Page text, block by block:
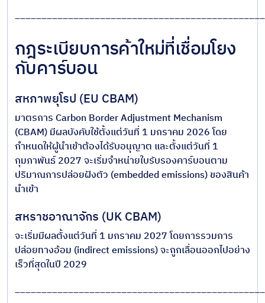
กฎระเบียบการค้าใหม่ที่เชื่อมโยง
กับคาร์บอน
สหภาพยุโรป (EU CBAM)
มาตรการ Carbon Border Adjustment Mechanism
(CBAM) มีผลบังคับใช้ตั้งแต่วันที่ 1 มกราคม 2026 โดย
กำหนดให้ผู้นำเข้าต้องได้รับอนุญาต และตั้งแต่วันที่ 1
กุมภาพันธ์ 2027 จะเริ่มจำหน่ายใบรับรองคาร์บอนตาม
ปริมาณการปล่อยฝังตัว (embedded emissions) ของสินค้า
นำเข้า
สหราชอาณาจักร (UK CBAM)
จะเริ่มมีผลตั้งแต่วันที่ 1 มกราคม 2027 โดยการรวมการ
ปล่อยทางอ้อม (indirect emissions) จะถูกเลื่อนออกไปอย่าง
เร็วที่สุดในปี 2029